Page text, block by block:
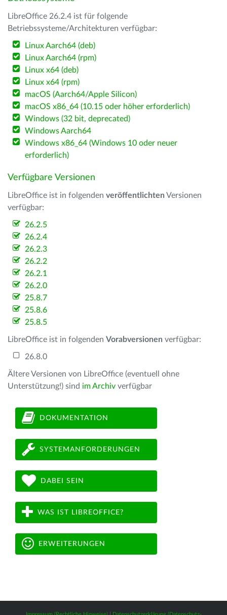
LibreOffice 26.2.4 ist für folgende
Betriebssysteme/Architekturen verfügbar:
Linux Aarch64 (deb)
Linux Aarch64 (rpm)
Linux x64 (deb)
Linux x64 (rpm)
macOS (Aarch64/Apple Silicon)
macOS x86_64 (10.15 oder höher erforderlich)
Windows (32 bit, deprecated)
Windows Aarch64
Windows x86_64 (Windows 10 oder neuer
erforderlich)
Verfügbare Versionen
LibreOffice ist in folgenden veröffentlichten Versionen
verfügbar:
26.2.5
26.2.4
26.2.3
26.2.2
26.2.1
26.2.0
25.8.7
25.8.6
25.8.5
LibreOffice ist in folgenden Vorabversionen verfügbar:
26.8.0
Ältere Versionen von LibreOffice (eventuell ohne
Unterstützung!) sind im Archiv verfügbar
DOKUMENTATION
SYSTEMANFORDERUNGEN
DABEI SEIN
WAS IST LIBREOFFICE?
ERWEITERUNGEN